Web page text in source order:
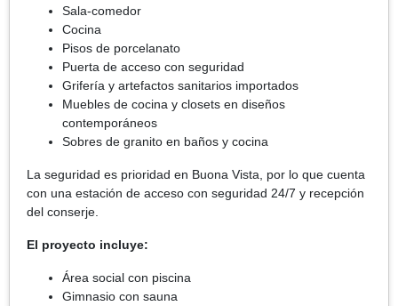
Sala-comedor
Cocina
Pisos de porcelanato
Puerta de acceso con seguridad
Grifería y artefactos sanitarios importados
Muebles de cocina y closets en diseños
contemporáneos
Sobres de granito en baños y cocina
La seguridad es prioridad en Buona Vista, por lo que cuenta
con una estación de acceso con seguridad 24/7 y recepción
del conserje.
El proyecto incluye:
Área social con piscina
Gimnasio con sauna